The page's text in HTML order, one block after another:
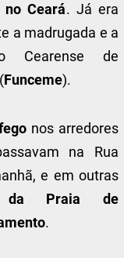
no Ceará. Já era
a madrugada e a
Cearense de
Funceme).
nos arredores
na Rua
e em outras
Praia de
.